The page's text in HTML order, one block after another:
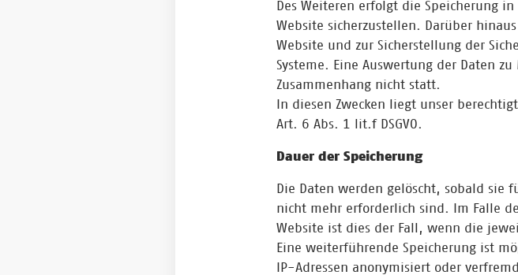
Des Weiteren erfolgt die Speicherung
Website sicherzustellen. Darüber
Website und zur Sicherstellung der
Systeme. Eine Auswertung der Daten
Zusammenhang nicht statt.
In diesen Zwecken liegt unser
Art. 6 Abs. 1 lit.f DSGVO.
Dauer der Speicherung
Die Daten werden gelöscht, sobald sie
nicht mehr erforderlich sind. Im Falle
Website ist dies der Fall, wenn die
Eine weiterführende Speicherung ist
IP-Adressen anonymisiert oder